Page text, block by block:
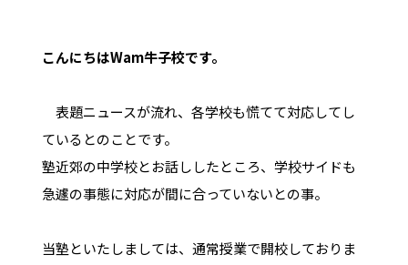
こんにちはWam牛子校です。
表題ニュースが流れ、各学校も慌てて対応してし
ているとのことです。
塾近郊の中学校とお話ししたところ、学校サイドも
急遽の事態に対応が間に合っていないとの事。
当塾といたしましては、通常授業で開校しておりま